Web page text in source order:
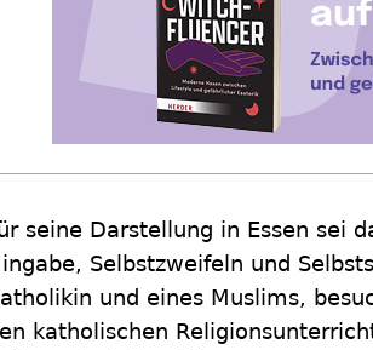
seine Darstellung in Essen sei
Selbstzweifeln und
und eines Muslims,
katholischen